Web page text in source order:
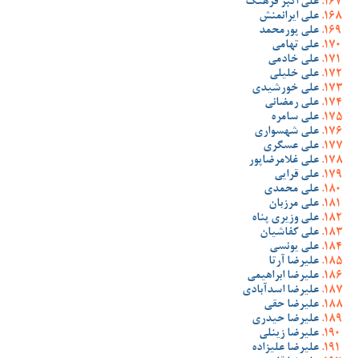
علی اکبر فرهنگ
علی ایرانمنش
علی پورمحمد
علی تهامی
علی خادمی
علی خلیلی
علی خورشیدی
علی رمضانی
علی سامره
علی شهسواری
علی عسگری
علی غلامرضاپور
علی قرایی
علی محمدی
علی مرزبان
علی وزیری پناه
علی کفاشیان
علی یونسی
علیرضا آرتا
علیرضا ابراهیمی
علیرضا اسدآبادی
علیرضا حقی
علیرضا حیدری
علیرضا زینلی
علیرضا علیزاده